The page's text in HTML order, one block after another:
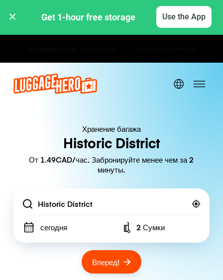
Get 1-hour free storage Use the App
Хранение багажа
Historic District
От 1.49CAD/час. Забронируйте менее чем за 2
минуты.
Location
сегодня Number of bags
2 Сумки
Вперед!